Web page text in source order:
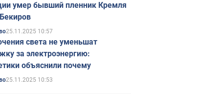
умер бывший пленник Кремля
25.11.2025 10:57
света не уменьшат
за электроэнергию:
объяснили почему
25.11.2025 10:53